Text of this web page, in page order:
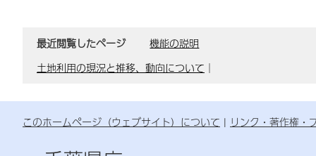
最近閲覧したページ
機能の説明
土地利用の現況と推移、動向について ｜
このホームページ（ウェブサイト）について リンク・著作権・